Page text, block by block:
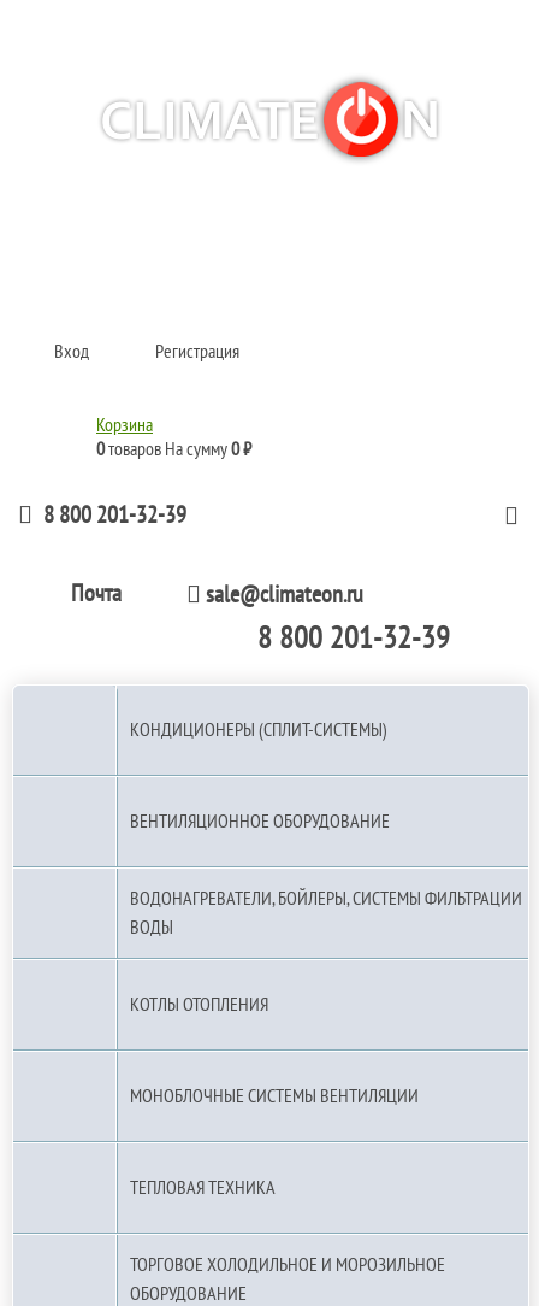
Вход Регистрация
Корзина
0товаров На сумму0 ₽
8 800 201-32-39
Почта sale@climateon.ru
8 800 201-32-39
КОНДИЦИОНЕРЫ (СПЛИТ-СИСТЕМЫ)
ВЕНТИЛЯЦИОННОЕ ОБОРУДОВАНИЕ
ВОДОНАГРЕВАТЕЛИ, БОЙЛЕРЫ, СИСТЕМЫ ФИЛЬТРАЦИИ
ВОДЫ
КОТЛЫ ОТОПЛЕНИЯ
МОНОБЛОЧНЫЕ СИСТЕМЫ ВЕНТИЛЯЦИИ
ТЕПЛОВАЯ ТЕХНИКА
ТОРГОВОЕ ХОЛОДИЛЬНОЕ И МОРОЗИЛЬНОЕ
ОБОРУДОВАНИЕ